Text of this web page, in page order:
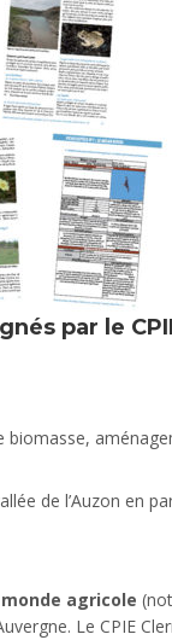
par le
de l’Auzon en
agricole
Le CPIE